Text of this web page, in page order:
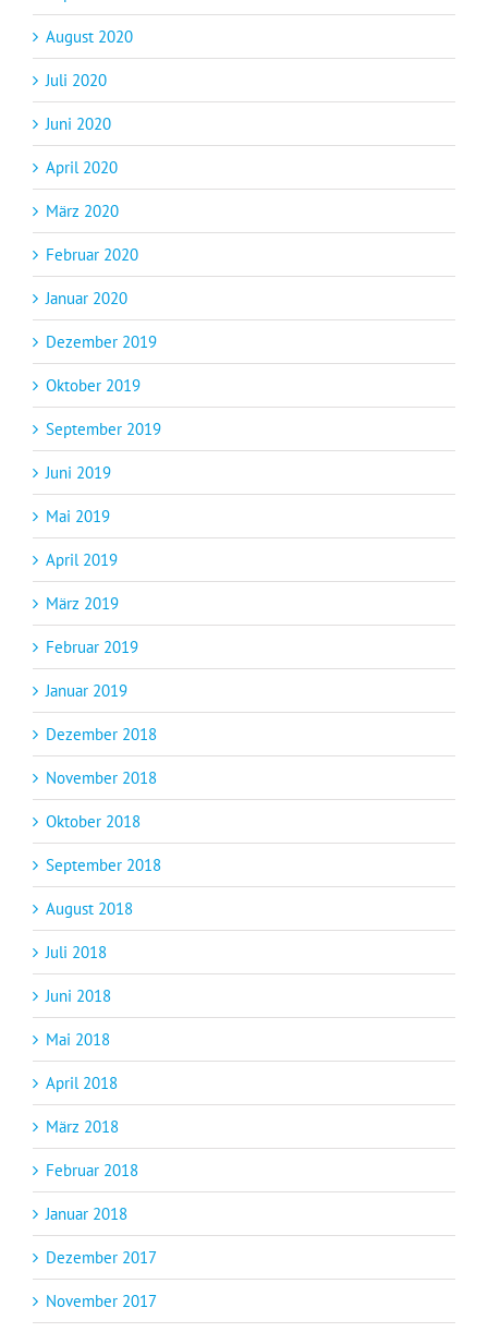
August 2020
Juli 2020
Juni 2020
April 2020
März 2020
Februar 2020
Januar 2020
Dezember 2019
Oktober 2019
September 2019
Juni 2019
Mai 2019
April 2019
März 2019
Februar 2019
Januar 2019
Dezember 2018
November 2018
Oktober 2018
September 2018
August 2018
Juli 2018
Juni 2018
Mai 2018
April 2018
März 2018
Februar 2018
Januar 2018
Dezember 2017
November 2017